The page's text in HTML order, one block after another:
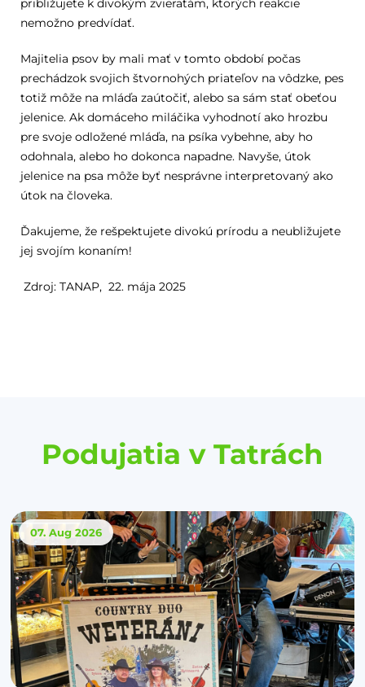
približujete k divokým zvieratám, ktorých reakcie
nemožno predvídať.
Majitelia psov by mali mať v tomto období počas
prechádzok svojich štvornohých priateľov na vôdzke, pes
totiž môže na mláďa zaútočiť, alebo sa sám stať obeťou
jelenice. Ak domáceho miláčika vyhodnotí ako hrozbu
pre svoje odložené mláďa, na psíka vybehne, aby ho
odohnala, alebo ho dokonca napadne. Navyše, útok
jelenice na psa môže byť nesprávne interpretovaný ako
útok na človeka.
Ďakujeme, že rešpektujete divokú prírodu a neubližujete
jej svojím konaním!
Zdroj: TANAP, 22. mája 2025
Podujatia v Tatrách
07. Aug 2026